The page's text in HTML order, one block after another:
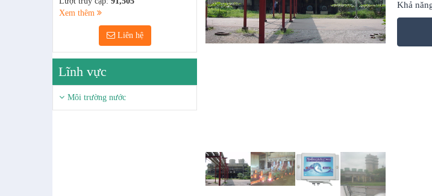
Xem thêm
Liên hệ
Lĩnh vực
Môi trường nước
Khả